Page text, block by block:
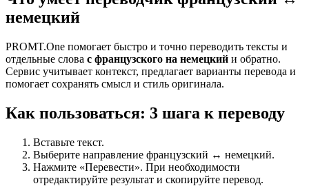
немецкий
PROMT.One помогает быстро и точно переводить тексты и
отдельные слова с французского на немецкий и обратно.
Сервис учитывает контекст, предлагает варианты перевода и
помогает сохранять смысл и стиль оригинала.
Как пользоваться: 3 шага к переводу
Вставьте текст.
Выберите направление французский ↔ немецкий.
Нажмите «Перевести». При необходимости
отредактируйте результат и скопируйте перевод.